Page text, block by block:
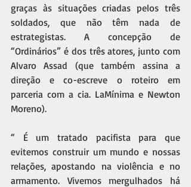
graças às situações criadas pelos três
soldados, que não têm nada de
estrategistas. A concepção de
“Ordinários” é dos três atores, junto com
Alvaro Assad (que também assina a
direção e co-escreve o roteiro em
parceria com a cia. LaMínima e Newton
Moreno).
“ É um tratado pacifista para que
evitemos construir um mundo e nossas
relações, apostando na violência e no
armamento. Vivemos mergulhados há